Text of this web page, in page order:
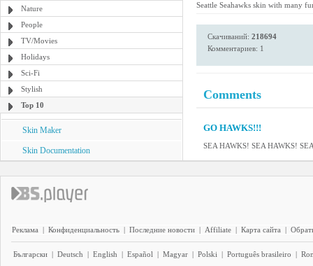
Nature
People
TV/Movies
Holidays
Sci-Fi
Stylish
Top 10
Skin Maker
Skin Documentation
Seattle Seahawks skin with many
Скачиваний: 218694
Комментариев: 1
Comments
GO HAWKS!!!
SEA HAWKS! SEA HAWKS!
Реклама | Конфиденциальность | Последние новости | Affiliate | Карта сайта |
Български | Deutsch | English | Español | Magyar | Polski | Português brasileiro |